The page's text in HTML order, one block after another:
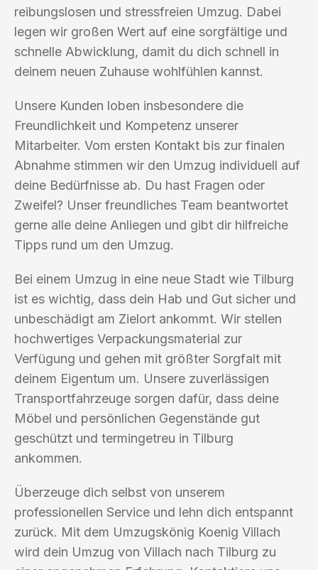
reibungslosen und stressfreien Umzug. Dabei
legen wir großen Wert auf eine sorgfältige und
schnelle Abwicklung, damit du dich schnell in
deinem neuen Zuhause wohlfühlen kannst.
Unsere Kunden loben insbesondere die
Freundlichkeit und Kompetenz unserer
Mitarbeiter. Vom ersten Kontakt bis zur finalen
Abnahme stimmen wir den Umzug individuell auf
deine Bedürfnisse ab. Du hast Fragen oder
Zweifel? Unser freundliches Team beantwortet
gerne alle deine Anliegen und gibt dir hilfreiche
Tipps rund um den Umzug.
Bei einem Umzug in eine neue Stadt wie Tilburg
ist es wichtig, dass dein Hab und Gut sicher und
unbeschädigt am Zielort ankommt. Wir stellen
hochwertiges Verpackungsmaterial zur
Verfügung und gehen mit größter Sorgfalt mit
deinem Eigentum um. Unsere zuverlässigen
Transportfahrzeuge sorgen dafür, dass deine
Möbel und persönlichen Gegenstände gut
geschützt und termingetreu in Tilburg
ankommen.
Überzeuge dich selbst von unserem
professionellen Service und lehn dich entspannt
zurück. Mit dem Umzugskönig Koenig Villach
wird dein Umzug von Villach nach Tilburg zu